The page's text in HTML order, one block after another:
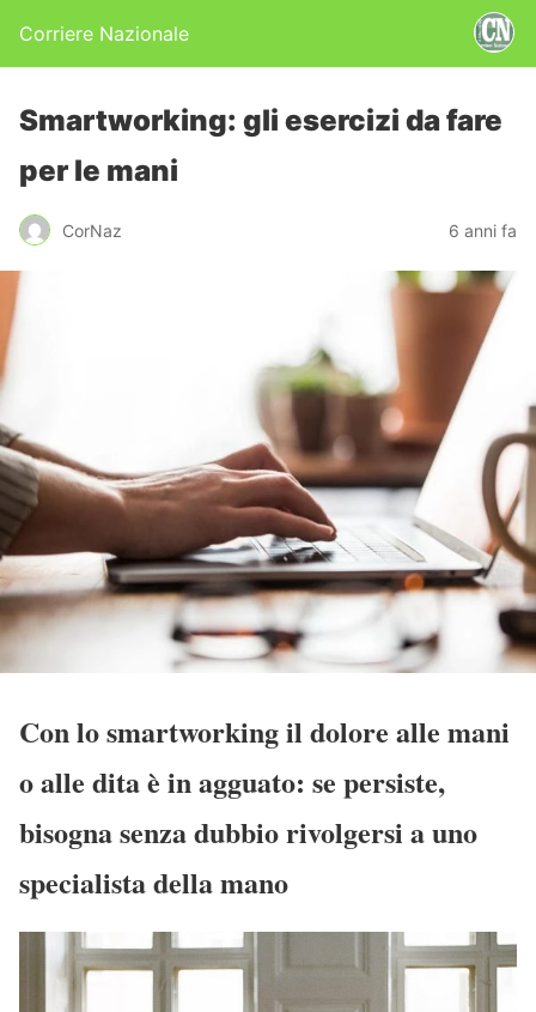
Corriere Nazionale
Smartworking: gli esercizi da fare
per le mani
CorNaz 6 anni fa
Con lo smartworking il dolore alle mani
o alle dita è in agguato: se persiste,
bisogna senza dubbio rivolgersi a uno
specialista della mano